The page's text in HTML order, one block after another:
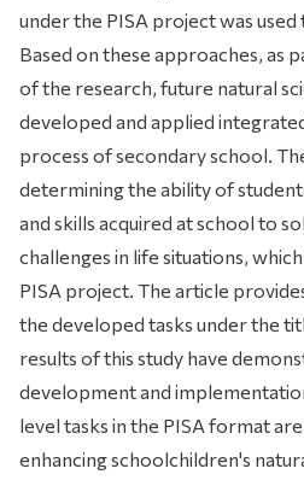
under the PISA project was used
Based on these approaches, as
of the research, future natural
developed and applied
process of secondary school.
determining the ability of
and skills acquired at school to
challenges in life situations,
PISA project. The article
the developed tasks under the
results of this study have
development and
level tasks in the PISA format
enhancing schoolchildren's